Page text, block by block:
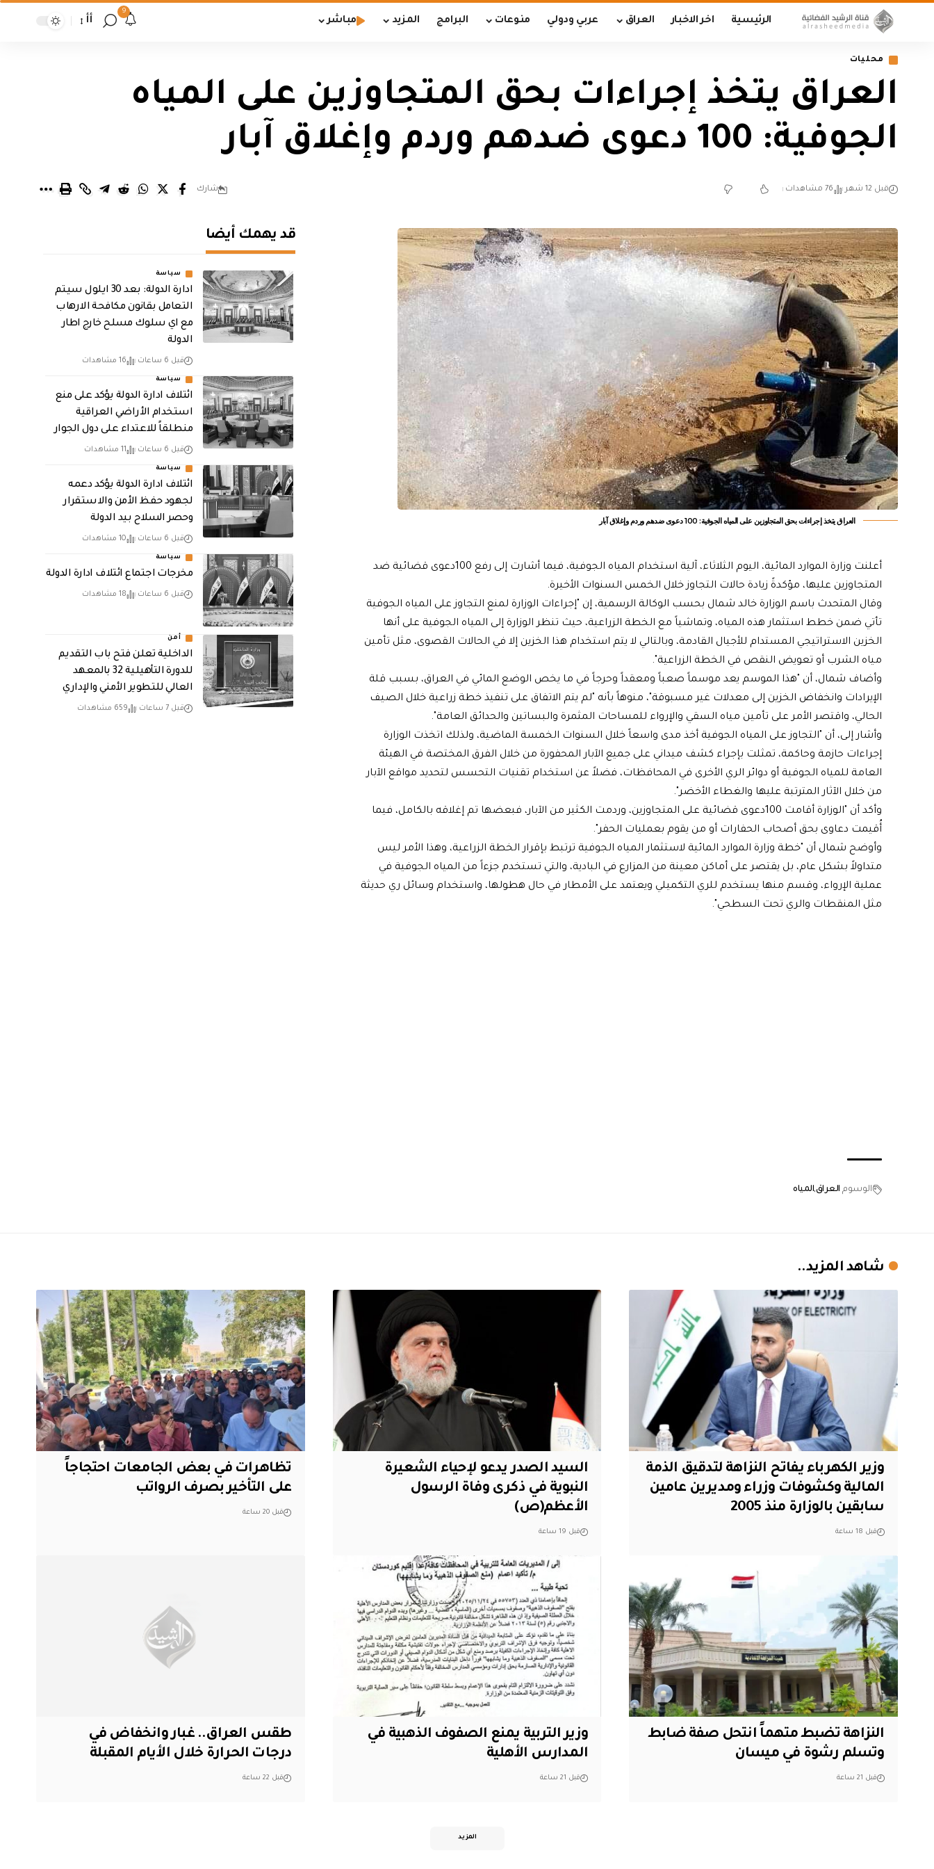
الرئيسية اخر الاخبار العراق عربي ودولي منوعات البرامج المزيد مباشر
9
أأ
محليات
العراق يتخذ إجراءات بحق المتجاوزين على المياه
الجوفية: 100 دعوى ضدهم وردم وإغلاق آبار
قبل 12 شهر 76 مشاهدات شارك
العراق يتخذ إجراءات بحق المتجاوزين على المياه الجوفية: 100 دعوى ضدهم وردم وإغلاق آبار
أعلنت وزارة الموارد المائية، اليوم الثلاثاء، آلية استخدام المياه الجوفية، فيما أشارت إلى رفع 100دعوى قضائية ضد
المتجاوزين عليها، مؤكدةً زيادة حالات التجاوز خلال الخمس السنوات الأخيرة.
وقال المتحدث باسم الوزارة خالد شمال بحسب الوكالة الرسمية، إن "إجراءات الوزارة لمنع التجاوز على المياه الجوفية
تأتي ضمن خطط استثمار هذه المياه، وتماشياً مع الخطة الزراعية، حيث تنظر الوزارة إلى المياه الجوفية على أنها
الخزين الاستراتيجي المستدام للأجيال القادمة، وبالتالي لا يتم استخدام هذا الخزين إلا في الحالات القصوى، مثل تأمين
مياه الشرب أو تعويض النقص في الخطة الزراعية".
وأضاف شمال، أن "هذا الموسم يعد موسماً صعباً ومعقداً وحرجاً في ما يخص الوضع المائي في العراق، بسبب قلة
الإيرادات وانخفاض الخزين إلى معدلات غير مسبوقة"، منوهاً بأنه "لم يتم الاتفاق على تنفيذ خطة زراعية خلال الصيف
الحالي، واقتصر الأمر على تأمين مياه السقي والإرواء للمساحات المثمرة والبساتين والحدائق العامة".
وأشار إلى، أن "التجاوز على المياه الجوفية أخذ مدى واسعاً خلال السنوات الخمسة الماضية، ولذلك اتخذت الوزارة
إجراءات حازمة وحاكمة، تمثلت بإجراء كشف ميداني على جميع الآبار المحفورة من خلال الفرق المختصة في الهيئة
العامة للمياه الجوفية أو دوائر الري الأخرى في المحافظات، فضلاً عن استخدام تقنيات التحسس لتحديد مواقع الآبار
من خلال الآثار المترتبة عليها والغطاء الأخضر".
وأكد أن "الوزارة أقامت 100دعوى قضائية على المتجاوزين، وردمت الكثير من الآبار، فبعضها تم إغلاقه بالكامل، فيما
أُقيمت دعاوى بحق أصحاب الحفارات أو من يقوم بعمليات الحفر".
وأوضح شمال أن "خطة وزارة الموارد المائية لاستثمار المياه الجوفية ترتبط بإقرار الخطة الزراعية، وهذا الأمر ليس
متداولاً بشكل عام، بل يقتصر على أماكن معينة من المزارع في البادية، والتي تستخدم جزءاً من المياه الجوفية في
عملية الإرواء، وقسم منها يستخدم للري التكميلي ويعتمد على الأمطار في حال هطولها، واستخدام وسائل ري حديثة
مثل المنقطات والري تحت السطحي".
الوسوم العراق المياه
قد يهمك أيضا
سياسة
ادارة الدولة: بعد 30 ايلول سيتم
التعامل بقانون مكافحة الارهاب
مع اي سلوك مسلح خارج اطار
الدولة
قبل 6 ساعات 16 مشاهدات
سياسة
ائتلاف ادارة الدولة يؤكد على منع
استخدام الأراضي العراقية
منطلقاً للاعتداء على دول الجوار
قبل 6 ساعات 11 مشاهدات
سياسة
ائتلاف ادارة الدولة يؤكد دعمه
لجهود حفظ الأمن والاستقرار
وحصر السلاح بيد الدولة
قبل 6 ساعات 10 مشاهدات
سياسة
مخرجات اجتماع ائتلاف ادارة الدولة
قبل 6 ساعات 18 مشاهدات
أمن
الداخلية تعلن فتح باب التقديم
للدورة التأهيلية 32 بالمعهد
العالي للتطوير الأمني والإداري
قبل 7 ساعات 659 مشاهدات
شاهد المزيد..
وزير الكهرباء يفاتح النزاهة لتدقيق الذمة
المالية وكشوفات وزراء ومديرين عامين
سابقين بالوزارة منذ 2005
قبل 18 ساعة
السيد الصدر يدعو لإحياء الشعيرة
النبوية في ذكرى وفاة الرسول
الأعظم(ص)
قبل 19 ساعة
تظاهرات في بعض الجامعات احتجاجاً
على التأخير بصرف الرواتب
قبل 20 ساعة
النزاهة تضبط متهماً انتحل صفة ضابط
وتسلم رشوة في ميسان
قبل 21 ساعة
وزير التربية يمنع الصفوف الذهبية في
المدارس الأهلية
قبل 21 ساعة
طقس العراق.. غبار وانخفاض في
درجات الحرارة خلال الأيام المقبلة
قبل 22 ساعة
المزيد